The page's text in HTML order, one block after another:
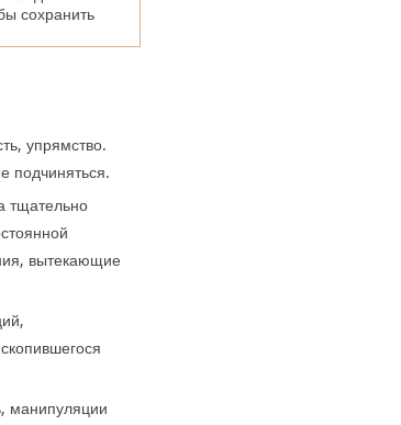
сохранить
упрямство.
подчиняться.
тщательно
вытекающие
манипуляции